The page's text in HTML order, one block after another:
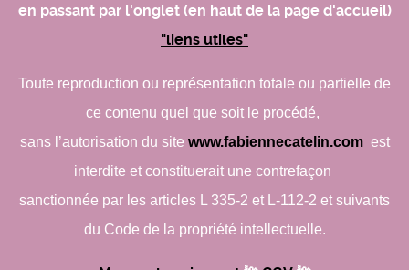
en passant par l'onglet (en haut de la page d'accueil)
"liens utiles"
Toute reproduction ou représentation totale ou partielle de
ce contenu quel que soit le procédé,
sans l’autorisation du site www.fabiennecatelin.com est
interdite et constituerait une contrefaçon
sanctionnée par les articles L 335-2 et L-112-2 et suivants
du Code de la propriété intellectuelle.